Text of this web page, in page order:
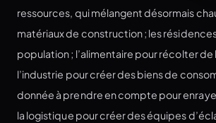
ressources, qui mélangent désormais
matériaux de construction ; les
population ; l’alimentaire pour récolter de
l’industrie pour créer des biens de
donnée à prendre en compte pour
la logistique pour créer des équipes